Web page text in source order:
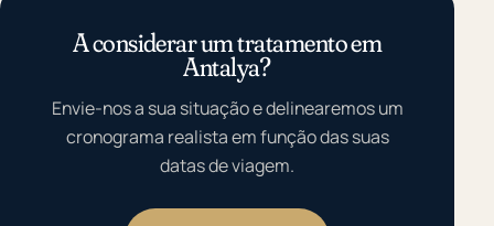
A considerar um tratamento em
Antalya?
Envie-nos a sua situação e delinearemos um
cronograma realista em função das suas
datas de viagem.